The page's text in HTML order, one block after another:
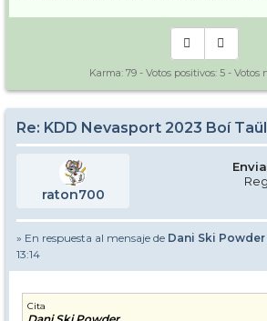
Karma: 79 - Votos positivos: 5 - Votos
Re: KDD Nevasport 2023 Boí
raton700
» En respuesta al mensaje de Dani Ski Powder
13:14
Cita